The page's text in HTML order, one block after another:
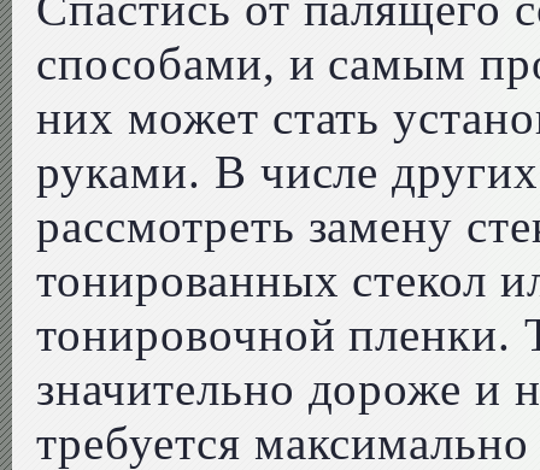
способами, и самым
них может стать
руками. В числе
рассмотреть замену
тонированных стекол
тонировочной пленки.
значительно дороже и
требуется